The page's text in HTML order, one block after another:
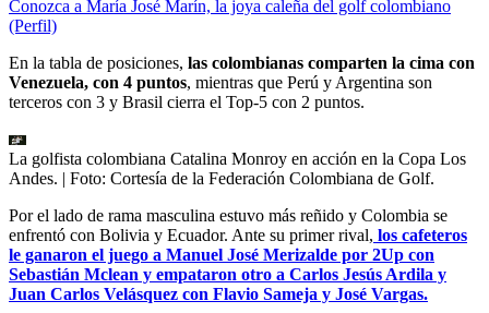
Conozca a María José Marín, la joya caleña del golf colombiano
(Perfil)
En la tabla de posiciones, las colombianas comparten la cima con
Venezuela, con 4 puntos, mientras que Perú y Argentina son
terceros con 3 y Brasil cierra el Top-5 con 2 puntos.
La golfista colombiana Catalina Monroy en acción en la Copa Los
Andes. | Foto: Cortesía de la Federación Colombiana de Golf.
Por el lado de rama masculina estuvo más reñido y Colombia se
enfrentó con Bolivia y Ecuador. Ante su primer rival, los cafeteros
le ganaron el juego a Manuel José Merizalde por 2Up con
Sebastián Mclean y empataron otro a Carlos Jesús Ardila y
Juan Carlos Velásquez con Flavio Sameja y José Vargas.